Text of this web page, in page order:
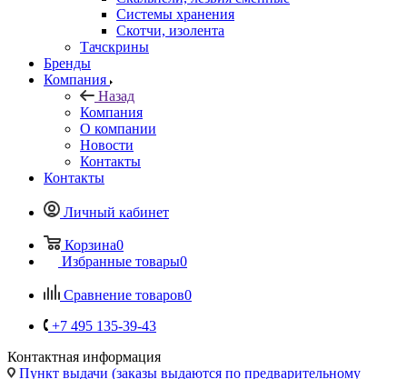
Назад
Компания
О компании
Новости
Контакты
Контакты
Личный кабинет
Корзина
Избранные товары
Сравнение товаров
+7 495 135-39-43
Контактная информация
Пункт выдачи (заказы выдаются по предварительному
заказу на сайте), ул. Кантемировская 59а
vcland@vcland.ru